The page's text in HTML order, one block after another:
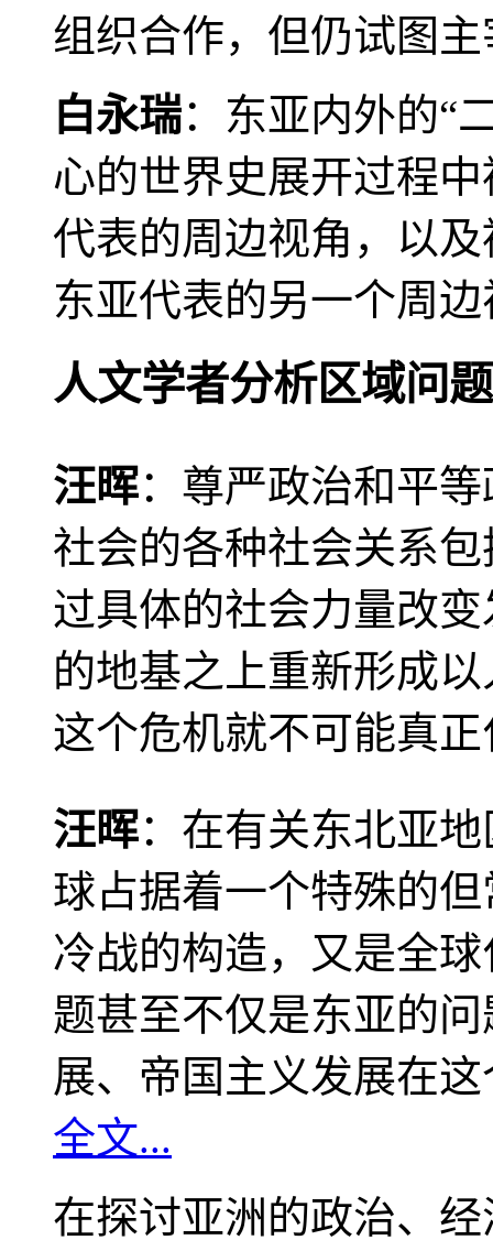
组织合作，但仍试图
白永瑞：东亚内外的“
心的世界史展开过程
代表的周边视角，以
东亚代表的另一个周
人文学者分析区域问题
汪晖：尊严政治和平
社会的各种社会关系
过具体的社会力量改
的地基之上重新形成
这个危机就不可能真
汪晖：在有关东北亚
球占据着一个特殊的
冷战的构造，又是全
题甚至不仅是东亚的
展、帝国主义发展在
全文...
在探讨亚洲的政治、